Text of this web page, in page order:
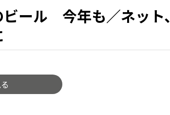
ール 今年も／ネット、